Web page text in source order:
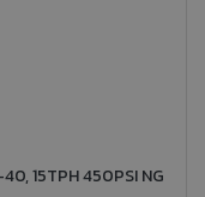
15TPH 450PSI NG